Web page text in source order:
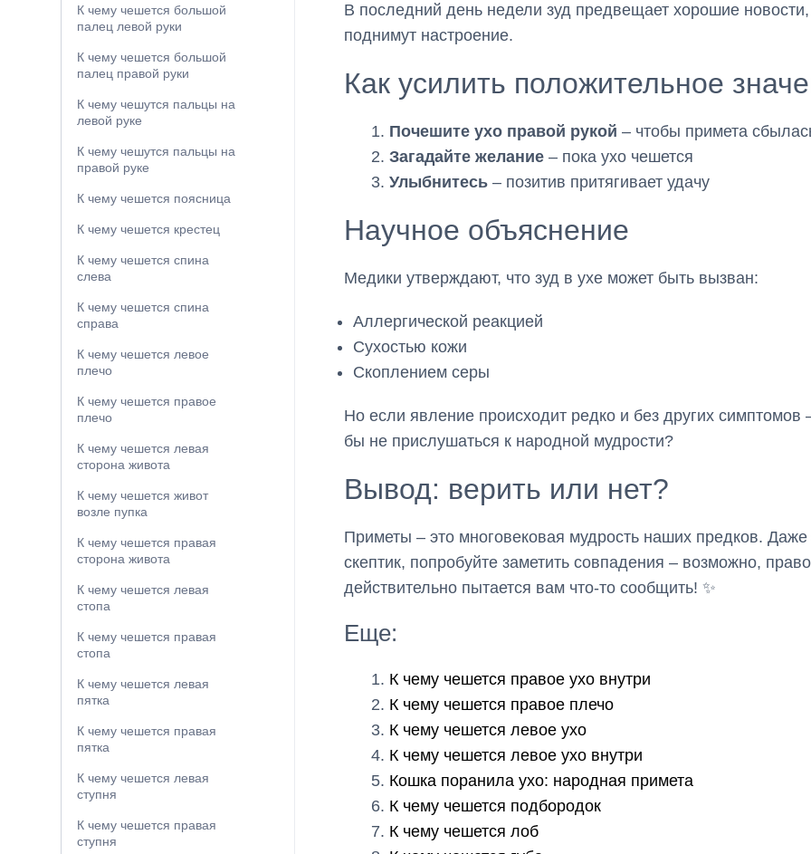
К чему чешется большой
палец левой руки
К чему чешется большой
палец правой руки
К чему чешутся пальцы на
левой руке
К чему чешутся пальцы на
правой руке
К чему чешется поясница
К чему чешется крестец
К чему чешется спина
слева
К чему чешется спина
справа
К чему чешется левое
плечо
К чему чешется правое
плечо
К чему чешется левая
сторона живота
К чему чешется живот
возле пупка
К чему чешется правая
сторона живота
К чему чешется левая
стопа
К чему чешется правая
стопа
К чему чешется левая
пятка
К чему чешется правая
пятка
К чему чешется левая
ступня
К чему чешется правая
ступня
В последний день недели зуд предвещает хорошие
поднимут настроение.
Как усилить положительное
Почешите ухо правой рукой – чтобы примета
Загадайте желание– пока ухо чешется
Улыбнитесь– позитив притягивает удачу
Научное объяснение
Медики утверждают, что зуд в ухе может быть вызван:
Аллергической реакцией
Сухостью кожи
Скоплением серы
Но если явление происходит редко и без других симптомов
бы не прислушаться к народной мудрости?
Вывод: верить или нет?
Приметы – это многовековая мудрость наших предков.
скептик, попробуйте заметить совпадения – возможно,
действительно пытается вам что-то сообщить! ✨
Еще:
К чему чешется правое ухо внутри
К чему чешется правое плечо
К чему чешется левое ухо
К чему чешется левое ухо внутри
Кошка поранила ухо: народная примета
К чему чешется подбородок
К чему чешется лоб